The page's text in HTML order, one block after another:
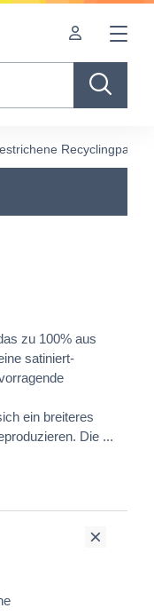
zu 100% aus
satiniert-
ein breiteres
Die ...